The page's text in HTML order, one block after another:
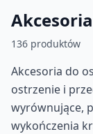
136 produktów
Akcesoria do
ostrzenie i
wyrównujące,
wykończenia